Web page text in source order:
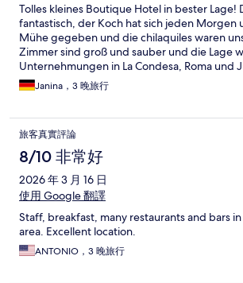
Tolles kleines Boutique Hotel in bester Lage!
fantastisch, der Koch hat sich jeden Morgen
Mühe gegeben und die chilaquiles waren
Zimmer sind groß und sauber und die Lage
Unternehmungen in La Condesa, Roma und
jederzeit wieder kommen!
Janina，3 晚旅行
旅客真實評論
8/10 非常好
2026 年 3 月 16 日
使用 Google 翻譯
Staff, breakfast, many restaurants and bars
area. Excellent location.
ANTONIO，3 晚旅行